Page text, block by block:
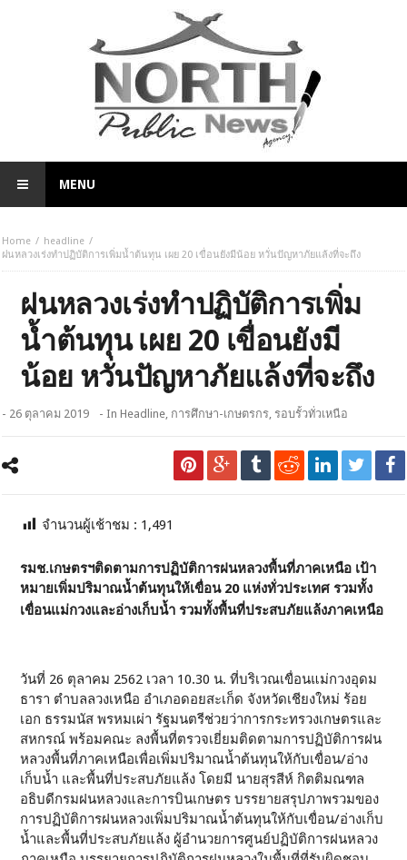
MENU
Home
headline
ฝนหลวงเร่งทำปฏิบัติการเพิ่มน้ำต้นทุน เผย 20 เขื่อนยังมีน้อย หวั่นปัญหาภัยแล้งที่จะถึง
ฝนหลวงเร่งทำปฏิบัติการเพิ่ม
น้ำต้นทุน เผย 20 เขื่อนยังมี
น้อย หวั่นปัญหาภัยแล้งที่จะถึง
- 26 ตุลาคม 2019 - InHeadline, การศึกษา-เกษตรกร, รอบรั้วทั่วเหนือ
จำนวนผู้เช้าชม : 1,491
รมช.เกษตรฯติดตามการปฏิบัติการฝนหลวงพื้นที่ภาคเหนือ เป้า
หมายเพิ่มปริมาณน้ำต้นทุนให้เขื่อน 20 แห่งทั่วประเทศ รวมทั้ง
เขื่อนแม่กวงและอ่างเก็บน้ำ รวมทั้งพื้นที่ประสบภัยแล้งภาคเหนือ
วันที่ 26 ตุลาคม 2562 เวลา 10.30 น. ที่บริเวณเขื่อนแม่กวงอุดม
ธารา ตำบลลวงเหนือ อำเภอดอยสะเก็ด จังหวัดเชียงใหม่ ร้อย
เอก ธรรมนัส พรหมเผ่า รัฐมนตรีช่วยว่าการกระทรวงเกษตรและ
สหกรณ์ พร้อมคณะ ลงพื้นที่ตรวจเยี่ยมติดตามการปฏิบัติการฝน
หลวงพื้นที่ภาคเหนือเพื่อเพิ่มปริมาณน้ำต้นทุนให้กับเขื่อน/อ่าง
เก็บน้ำ และพื้นที่ประสบภัยแล้ง โดยมี นายสุรสีห์ กิตติมณฑล
อธิบดีกรมฝนหลวงและการบินเกษตร บรรยายสรุปภาพรวมของ
การปฏิบัติการฝนหลวงเพิ่มปริมาณน้ำต้นทุนให้กับเขื่อน/อ่างเก็บ
น้ำและพื้นที่ประสบภัยแล้ง ผู้อำนวยการศูนย์ปฏิบัติการฝนหลวง